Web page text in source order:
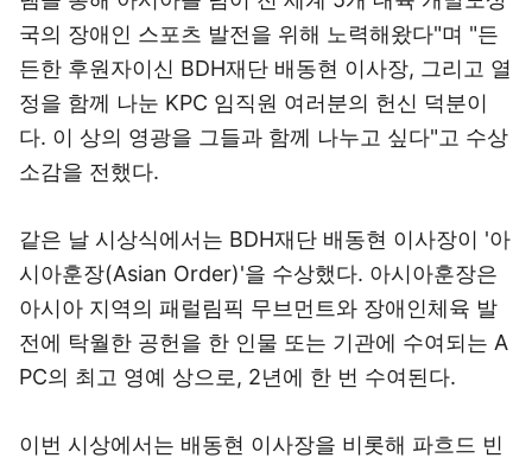
국의 장애인 스포츠 발전을 위해 노력해왔다"며 "든
든한 후원자이신 BDH재단 배동현 이사장, 그리고 열
정을 함께 나눈 KPC 임직원 여러분의 헌신 덕분이
다. 이 상의 영광을 그들과 함께 나누고 싶다"고 수상
소감을 전했다.
같은 날 시상식에서는 BDH재단 배동현 이사장이 '아
시아훈장(Asian Order)'을 수상했다. 아시아훈장은
아시아 지역의 패럴림픽 무브먼트와 장애인체육 발
전에 탁월한 공헌을 한 인물 또는 기관에 수여되는 A
PC의 최고 영예 상으로, 2년에 한 번 수여된다.
이번 시상에서는 배동현 이사장을 비롯해 파흐드 빈